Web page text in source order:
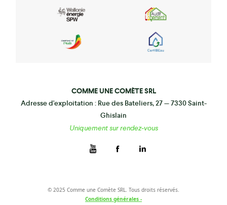
COMME UNE COMÈTE SRL
Adresse d'exploitation : Rue des Bateliers, 27 — 7330 Saint-
Ghislain
Uniquement sur rendez-vous
© 2025 Comme une Comète SRL. Tous droits réservés.
Conditions générales -